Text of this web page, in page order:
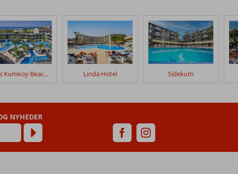
Sunis Kumkoy Beach Resort Linda Hotel Sidekum
NYHEDER